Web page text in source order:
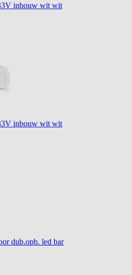
inbouw wit wit
inbouw wit wit
dub.opb. led bar